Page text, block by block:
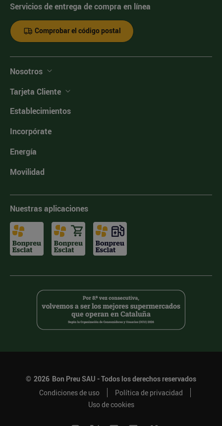
Servicios de entrega de compra en línea
Comprobar el código postal
Nosotros
Tarjeta Cliente
Establecimientos
Incorpórate
Energía
Movilidad
Nuestras aplicaciones
© 2026 Bon Preu SAU - Todos los derechos reservados
Condiciones de uso
Política de privacidad
Uso de cookies